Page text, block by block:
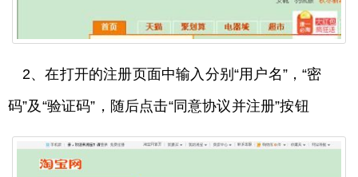
2、在打开的注册页面中输入分别“用户名”，“密
码”及“验证码”，随后点击“同意协议并注册”按钮